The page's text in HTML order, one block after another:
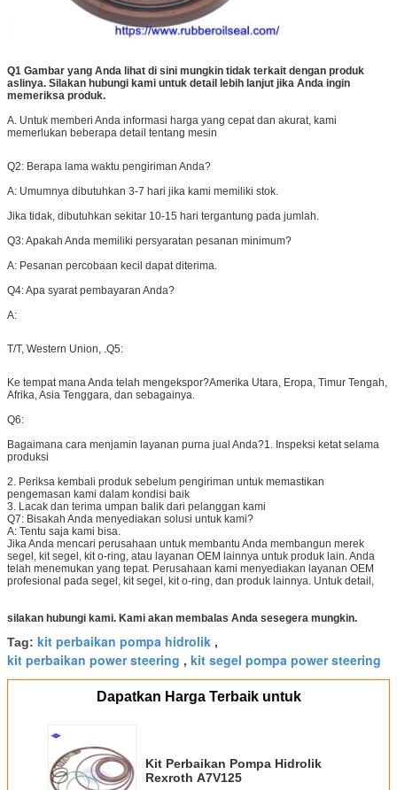
Q1 Gambar yang Anda lihat di sini mungkin tidak terkait dengan produk
aslinya. Silakan hubungi kami untuk detail lebih lanjut jika Anda ingin
memeriksa produk.
A. Untuk memberi Anda informasi harga yang cepat dan akurat, kami
memerlukan beberapa detail tentang mesin
Q2: Berapa lama waktu pengiriman Anda?
A: Umumnya dibutuhkan 3-7 hari jika kami memiliki stok.
Jika tidak, dibutuhkan sekitar 10-15 hari tergantung pada jumlah.
Q3: Apakah Anda memiliki persyaratan pesanan minimum?
A: Pesanan percobaan kecil dapat diterima.
Q4: Apa syarat pembayaran Anda?
A:
T/T, Western Union, .Q5:
Ke tempat mana Anda telah mengekspor?Amerika Utara, Eropa, Timur Tengah,
Afrika, Asia Tenggara, dan sebagainya.
Q6:
Bagaimana cara menjamin layanan purna jual Anda?1. Inspeksi ketat selama
produksi
2. Periksa kembali produk sebelum pengiriman untuk memastikan
pengemasan kami dalam kondisi baik
3. Lacak dan terima umpan balik dari pelanggan kami
Q7: Bisakah Anda menyediakan solusi untuk kami?
A: Tentu saja kami bisa.
Jika Anda mencari perusahaan untuk membantu Anda membangun merek
segel, kit segel, kit o-ring, atau layanan OEM lainnya untuk produk lain. Anda
telah menemukan yang tepat. Perusahaan kami menyediakan layanan OEM
profesional pada segel, kit segel, kit o-ring, dan produk lainnya. Untuk detail,
silakan hubungi kami. Kami akan membalas Anda sesegera mungkin.
Tag: kit perbaikan pompa hidrolik ,
kit perbaikan power steering , kit segel pompa power steering
Dapatkan Harga Terbaik untuk
Kit Perbaikan Pompa Hidrolik
Rexroth A7V125